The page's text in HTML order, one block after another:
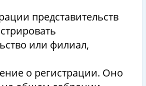
представительств
или филиал,
о регистрации. Оно